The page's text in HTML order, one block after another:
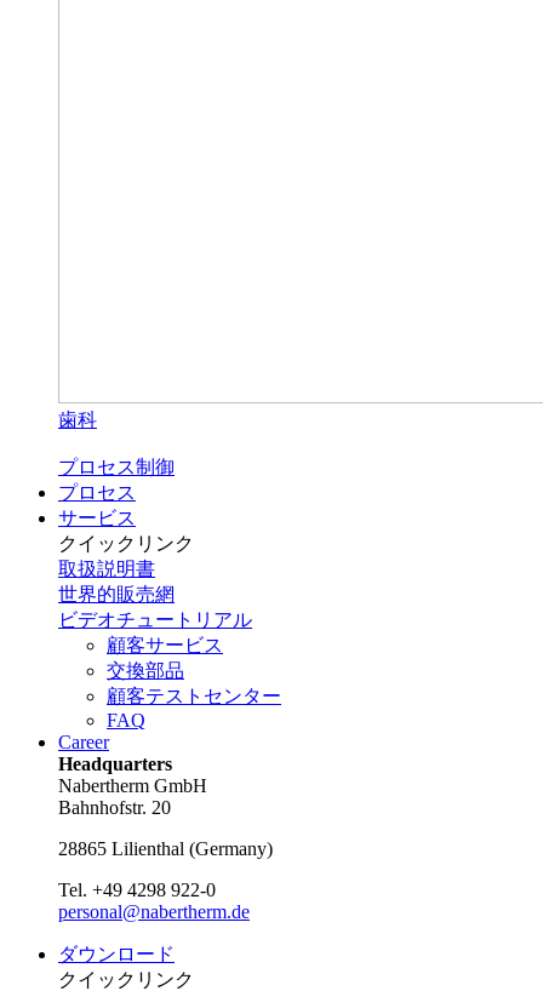
歯科
プロセス制御
プロセス
サービス
クイックリンク
取扱説明書
世界的販売網
ビデオチュートリアル
顧客サービス
交換部品
顧客テストセンター
FAQ
Career
Headquarters
Nabertherm GmbH
Bahnhofstr. 20
28865 Lilienthal (Germany)
Tel. +49 4298 922-0
personal@nabertherm.de
ダウンロード
クイックリンク